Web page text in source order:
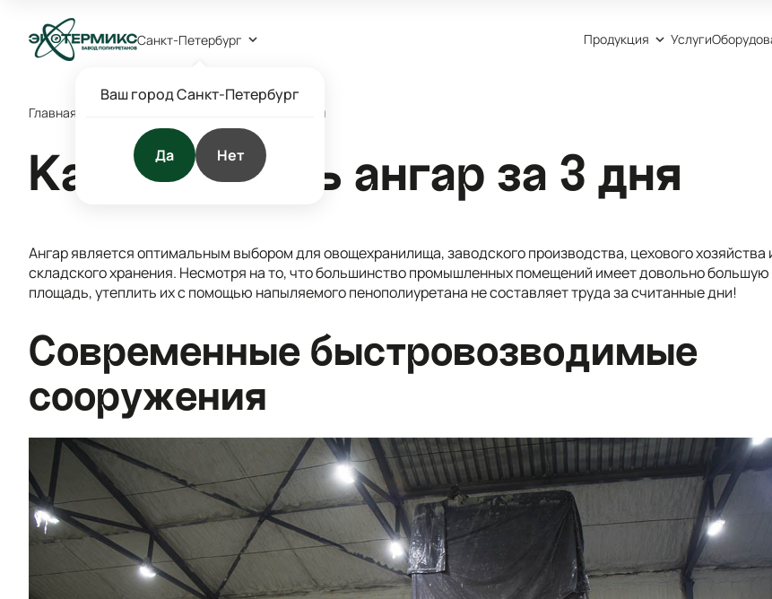
Санкт-Петербург Продукция Услуги
Главная Как утеплить ангар за 3 дня
Как утеплить ангар за 3 дня
Ангар является оптимальным выбором для овощехранилища, заводского производства, цехового хозяйства
складского хранения. Несмотря на то, что большинство промышленных помещений имеет довольно большую
площадь, утеплить их с помощью напыляемого пенополиуретана не составляет труда за считанные дни!
Современные быстровозводимые
сооружения
Ваш город Санкт-Петербург
Да Нет